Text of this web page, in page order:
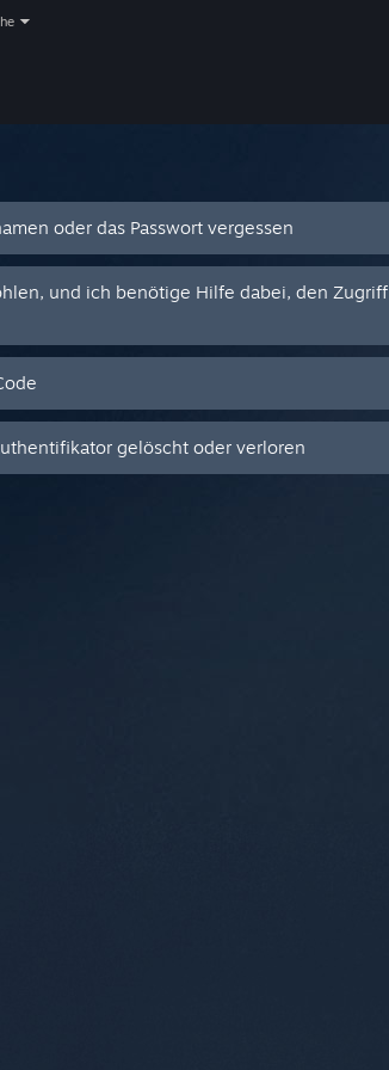
oder das Passwort vergessen
und ich benötige Hilfe dabei, den Zugriff
gelöscht oder verloren